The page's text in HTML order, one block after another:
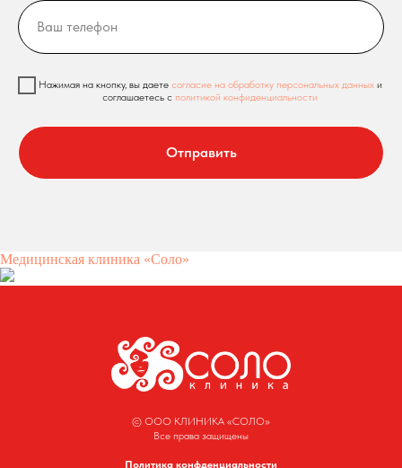
Нажимая на кнопку, вы даете согласие на обработку персональных данных и
соглашаетесь c политикой конфиденциальности
Отправить
Медицинская клиника «Соло»
© ООО КЛИНИКА «СОЛО»
Все права защищены
Политика конфденциальности